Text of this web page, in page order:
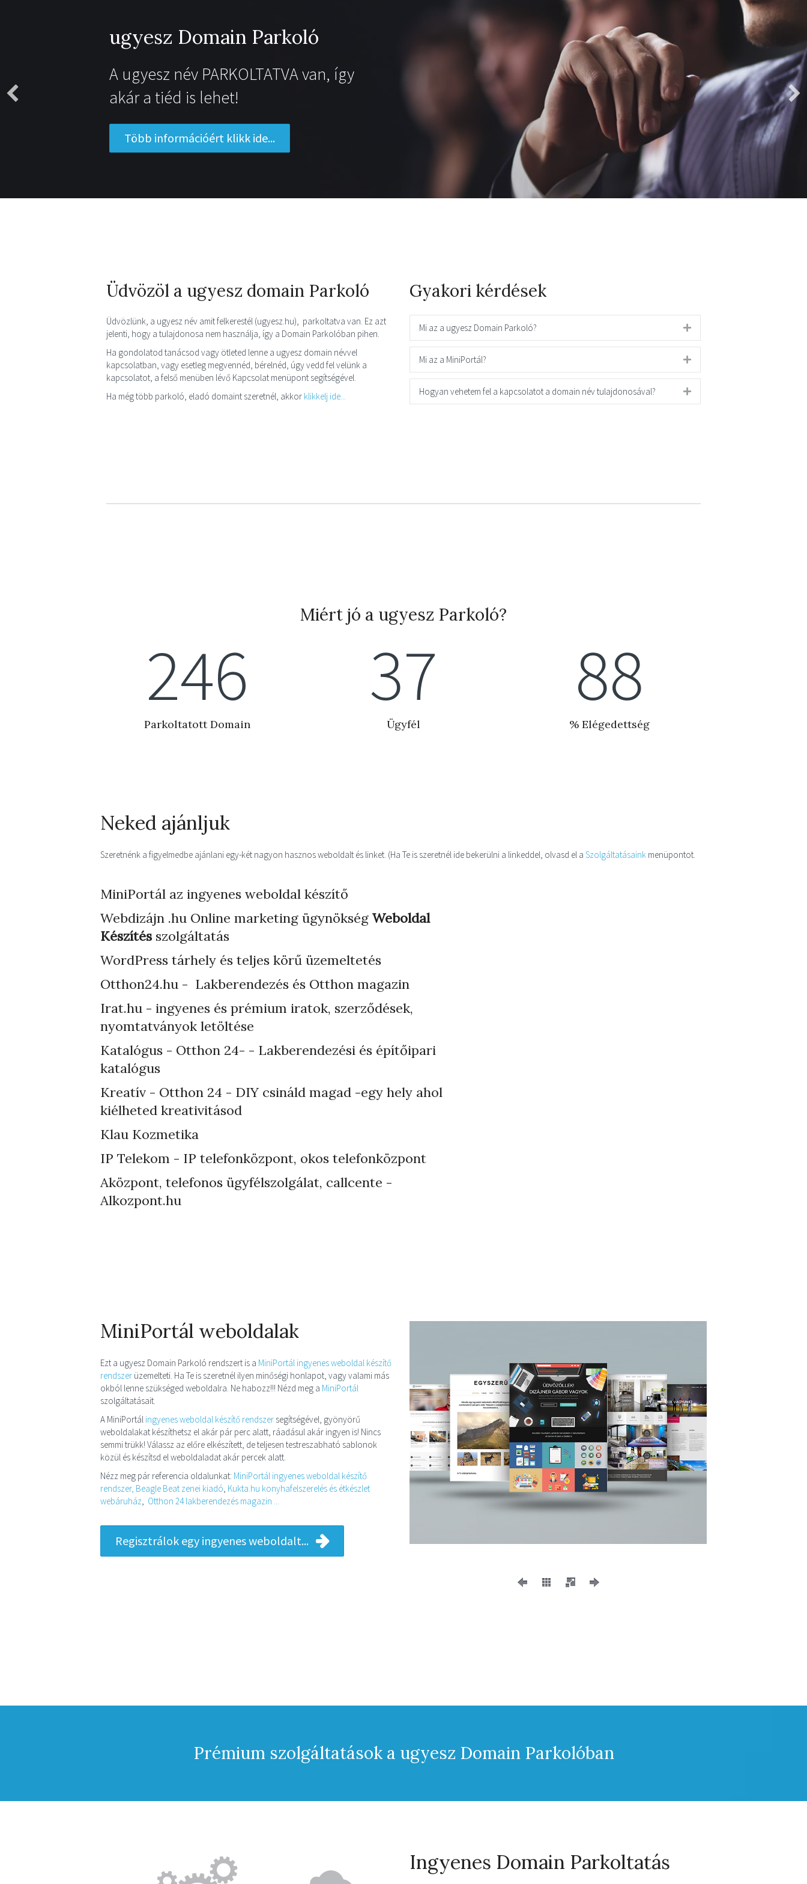
ugyesz Domain Parkoló
A ugyesz név PARKOLTATVA van, így
akár a tiéd is lehet!
Több információért klikk ide...
Üdvözöl a ugyesz domain Parkoló
Üdvözlünk, a ugyesz név amit felkerestél (ugyesz.hu), parkoltatva van. Ez azt
jelenti, hogy a tulajdonosa nem használja, így a Domain Parkolóban pihen.
Ha gondolatod tanácsod vagy ötleted lenne a ugyesz domain névvel
kapcsolatban, vagy esetleg megvennéd, bérelnéd, úgy vedd fel velünk a
kapcsolatot, a felső menüben lévő Kapcsolat menüpont segítségével.
Ha még több parkoló, eladó domaint szeretnél, akkor klikkelj ide...
Gyakori kérdések
Mi az a ugyesz Domain Parkoló?
Mi az a MiniPortál?
Hogyan vehetem fel a kapcsolatot a domain név tulajdonosával?
Miért jó a ugyesz Parkoló?
279
Parkoltatott Domain
41
Ügyfél
99
% Elégedettség
Neked ajánljuk
Szeretnénk a figyelmedbe ajánlani egy-két nagyon hasznos weboldalt és linket. (Ha Te is szeretnél ide bekerülni a linkeddel, olvasd el a Szolgáltatásaink menüpontot.
MiniPortál az ingyenes weboldal készítő
Webdizájn .hu Online marketing ügynökség Weboldal
Készítésszolgáltatás
WordPress tárhely és teljes körű üzemeltetés
Otthon24.hu - Lakberendezés és Otthon magazin
Irat.hu - ingyenes és prémium iratok, szerződések,
nyomtatványok letöltése
Katalógus - Otthon 24- - Lakberendezési és építőipari
katalógus
Kreatív - Otthon 24 - DIY csináld magad -egy hely ahol
kiélheted kreativitásod
Klau Kozmetika
IP Telekom - IP telefonközpont, okos telefonközpont
Aközpont, telefonos ügyfélszolgálat, callcente -
Alkozpont.hu
MiniPortál weboldalak
Ezt a ugyesz Domain Parkoló rendszert is a MiniPortál ingyenes weboldal készítő
rendszer üzemelteti. Ha Te is szeretnél ilyen minőségi honlapot, vagy valami más
okból lenne szükséged weboldalra. Ne habozz!!! Nézd meg a MiniPortál
szolgáltatásait.
A MiniPortál ingyenes weboldal készítő rendszer segítségével, gyönyörű
weboldalakat készíthetsz el akár pár perc alatt, ráadásul akár ingyen is! Nincs
semmi trükk! Válassz az előre elkészített, de teljesen testreszabható sablonok
közül és készítsd el weboldaladat akár percek alatt.
Nézz meg pár referencia oldalunkat: MiniPortál ingyenes weboldal készítő
rendszer, Beagle Beat zenei kiadó, Kukta.hu konyhafelszerelés és étkészlet
webáruház, Otthon 24 lakberendezés magazin ...
Regisztrálok egy ingyenes weboldalt...
Prémium szolgáltatások a ugyesz Domain Parkolóban
Ingyenes Domain Parkoltatás